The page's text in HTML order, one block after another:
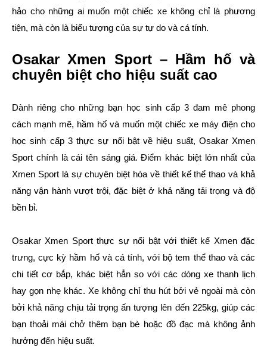
hảo cho những ai muốn một chiếc xe không chỉ là phương
tiện, mà còn là biểu tượng của sự tự do và cá tính.
Osakar Xmen Sport – Hầm hố và
chuyên biệt cho hiệu suất cao
Dành riêng cho những bạn học sinh cấp 3 đam mê phong
cách mạnh mẽ, hầm hố và muốn một chiếc xe máy điện cho
học sinh cấp 3 thực sự nổi bật về hiệu suất, Osakar Xmen
Sport chính là cái tên sáng giá. Điểm khác biệt lớn nhất của
Xmen Sport là sự chuyên biệt hóa về thiết kế thể thao và khả
năng vận hành vượt trội, đặc biệt ở khả năng tải trọng và độ
bền bỉ.
Osakar Xmen Sport thực sự nổi bật với thiết kế Xmen đặc
trưng, cực kỳ hầm hố và cá tính, với bộ tem thể thao và các
chi tiết cơ bắp, khác biệt hẳn so với các dòng xe thanh lịch
hay gọn nhẹ khác. Xe không chỉ thu hút bởi vẻ ngoài mà còn
bởi khả năng chịu tải trọng ấn tượng lên đến 225kg, giúp các
bạn thoải mái chở thêm bạn bè hoặc đồ đạc mà không ảnh
hưởng đến hiệu suất.